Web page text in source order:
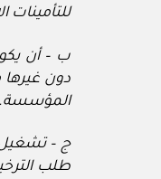
للتأمينات
ب – أن
دون
المؤسسة.
ج – تشغيل